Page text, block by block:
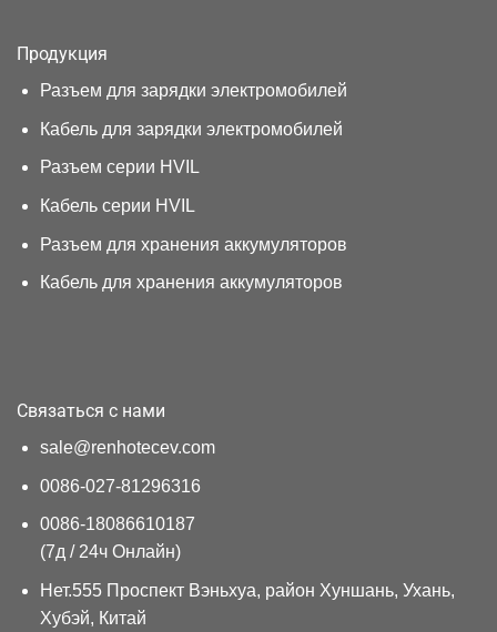
Продукция
Разъем для зарядки электромобилей
Кабель для зарядки электромобилей
Разъем серии HVIL
Кабель серии HVIL
Разъем для хранения аккумуляторов
Кабель для хранения аккумуляторов
Связаться с нами
sale@renhotecev.com
0086-027-81296316
0086-18086610187
(7д / 24ч Онлайн)
Нет.555 Проспект Вэньхуа, район Хуншань, Ухань,
Хубэй, Китай